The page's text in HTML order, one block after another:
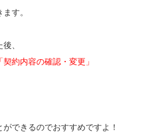
す。
、
契約内容の確認・変更」
できるのでおすすめですよ！